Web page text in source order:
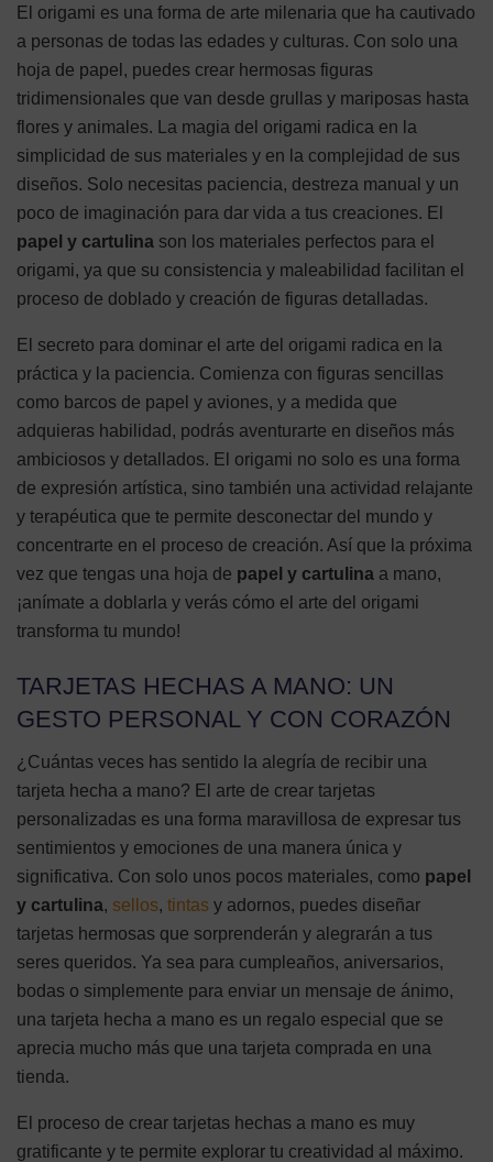
El origami es una forma de arte milenaria que ha cautivado
a personas de todas las edades y culturas. Con solo una
hoja de papel, puedes crear hermosas figuras
tridimensionales que van desde grullas y mariposas hasta
flores y animales. La magia del origami radica en la
simplicidad de sus materiales y en la complejidad de sus
diseños. Solo necesitas paciencia, destreza manual y un
poco de imaginación para dar vida a tus creaciones. El
papel y cartulina son los materiales perfectos para el
origami, ya que su consistencia y maleabilidad facilitan el
proceso de doblado y creación de figuras detalladas.
El secreto para dominar el arte del origami radica en la
práctica y la paciencia. Comienza con figuras sencillas
como barcos de papel y aviones, y a medida que
adquieras habilidad, podrás aventurarte en diseños más
ambiciosos y detallados. El origami no solo es una forma
de expresión artística, sino también una actividad relajante
y terapéutica que te permite desconectar del mundo y
concentrarte en el proceso de creación. Así que la próxima
vez que tengas una hoja de papel y cartulina a mano,
¡anímate a doblarla y verás cómo el arte del origami
transforma tu mundo!
TARJETAS HECHAS A MANO: UN
GESTO PERSONAL Y CON CORAZÓN
¿Cuántas veces has sentido la alegría de recibir una
tarjeta hecha a mano? El arte de crear tarjetas
personalizadas es una forma maravillosa de expresar tus
sentimientos y emociones de una manera única y
significativa. Con solo unos pocos materiales, como papel
y cartulina, sellos, tintas y adornos, puedes diseñar
tarjetas hermosas que sorprenderán y alegrarán a tus
seres queridos. Ya sea para cumpleaños, aniversarios,
bodas o simplemente para enviar un mensaje de ánimo,
una tarjeta hecha a mano es un regalo especial que se
aprecia mucho más que una tarjeta comprada en una
tienda.
El proceso de crear tarjetas hechas a mano es muy
gratificante y te permite explorar tu creatividad al máximo.